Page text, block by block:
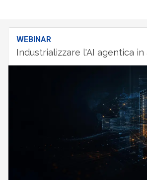
WEBINAR
Industrializzare l'AI agentica in